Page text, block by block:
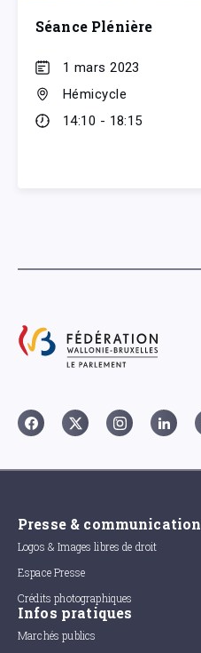
Séance Plénière
1 mars 2023
Hémicycle
14:10 - 18:15
Presse & communication
Logos & Images libres de droit
Espace Presse
Crédits photographiques
Infos pratiques
Marchés publics